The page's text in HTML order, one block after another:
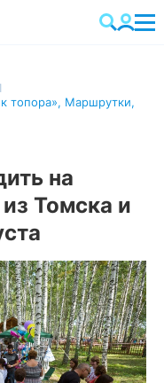
топора», Маршрутки,
на
Томска и